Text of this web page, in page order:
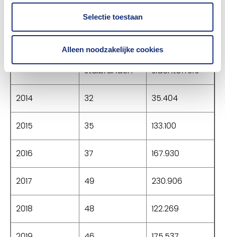
Selectie toestaan
Alleen noodzakelijke cookies
veel is verbeterd, kunnen we daar nog stappen
zetten”, besluit Feiter.
Jaartal
Aantal
stalbranden*
Dierlijke
slachtoffers
2014 32 35.404
2015 35 133.100
2016 37 167.930
2017 49 230.906
2018 48 122.269